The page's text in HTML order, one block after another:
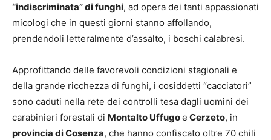
“indiscriminata” di funghi, ad opera dei tanti appassionati
micologi che in questi giorni stanno affollando,
prendendoli letteralmente d’assalto, i boschi calabresi.
Approfittando delle favorevoli condizioni stagionali e
della grande ricchezza di funghi, i cosiddetti “cacciatori”
sono caduti nella rete dei controlli tesa dagli uomini dei
carabinieri forestali di Montalto Uffugoe Cerzeto, in
provincia di Cosenza, che hanno confiscato oltre 70 chili